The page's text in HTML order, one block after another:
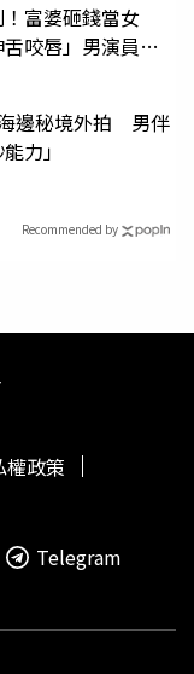
富婆砸錢當女
咬唇」男演員崩
邊秘境外拍 男伴
力」
Recommended by
權政策
Telegram